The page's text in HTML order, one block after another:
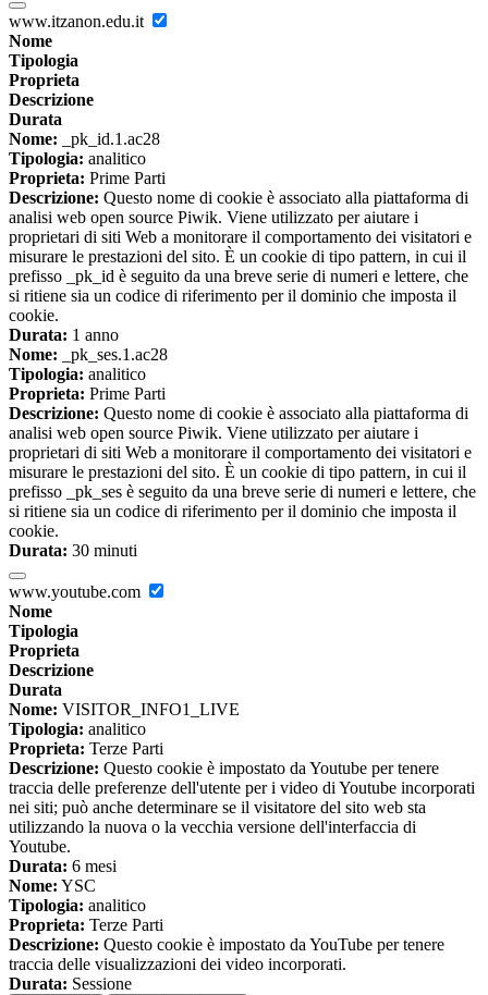
www.itzanon.edu.it
Nome
Tipologia
Proprieta
Descrizione
Durata
Nome: _pk_id.1.ac28
Tipologia: analitico
Proprieta: Prime Parti
Descrizione: Questo nome di cookie è associato alla piattaforma di
analisi web open source Piwik. Viene utilizzato per aiutare i
proprietari di siti Web a monitorare il comportamento dei visitatori e
misurare le prestazioni del sito. È un cookie di tipo pattern, in cui il
prefisso _pk_id è seguito da una breve serie di numeri e lettere, che
si ritiene sia un codice di riferimento per il dominio che imposta il
cookie.
Durata: 1 anno
Nome: _pk_ses.1.ac28
Tipologia: analitico
Proprieta: Prime Parti
Descrizione: Questo nome di cookie è associato alla piattaforma di
analisi web open source Piwik. Viene utilizzato per aiutare i
proprietari di siti Web a monitorare il comportamento dei visitatori e
misurare le prestazioni del sito. È un cookie di tipo pattern, in cui il
prefisso _pk_ses è seguito da una breve serie di numeri e lettere, che
si ritiene sia un codice di riferimento per il dominio che imposta il
cookie.
Durata: 30 minuti
www.youtube.com
Nome
Tipologia
Proprieta
Descrizione
Durata
Nome: VISITOR_INFO1_LIVE
Tipologia: analitico
Proprieta: Terze Parti
Descrizione: Questo cookie è impostato da Youtube per tenere
traccia delle preferenze dell'utente per i video di Youtube incorporati
nei siti; può anche determinare se il visitatore del sito web sta
utilizzando la nuova o la vecchia versione dell'interfaccia di
Youtube.
Durata: 6 mesi
Nome: YSC
Tipologia: analitico
Proprieta: Terze Parti
Descrizione: Questo cookie è impostato da YouTube per tenere
traccia delle visualizzazioni dei video incorporati.
Durata: Sessione